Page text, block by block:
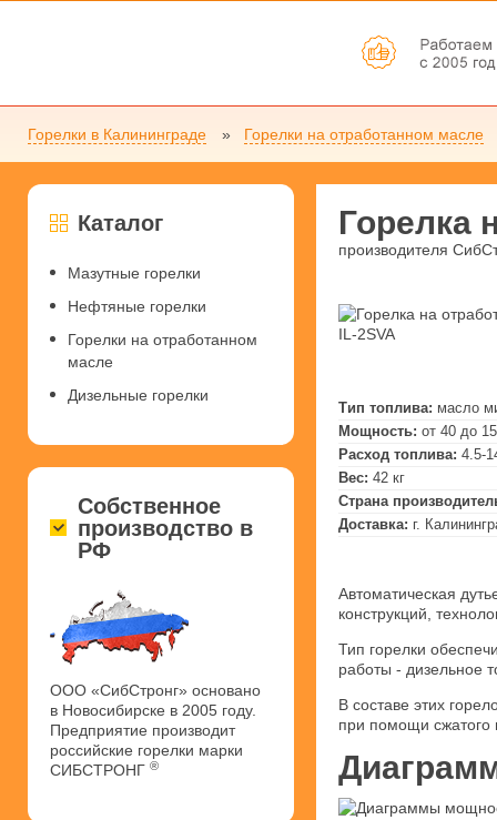
Горелки в Калининграде Горелки на отработанном масле
Горелка
производителя
Тип топлива: масло
Мощность: от 40 до
Расход топлива: 4.5-
Вес: 42 кг
Страна
Доставка: г.
Автоматическая
конструкций,
Тип горелки
работы - дизельное
В составе этих
при помощи сжатого
Каталог
Мазутные горелки
Нефтяные горелки
Горелки на отработанном
масле
Дизельные горелки
Собственное
производство в
РФ
ООО «СибСтронг» основано
в Новосибирске в 2005 году.
Предприятие производит
российские горелки марки
СИБСТРОНГ ®